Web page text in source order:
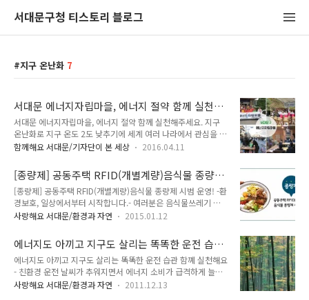
서대문구청 티스토리 블로그
지구 온난화 7
서대문 에너지자립마을, 에너지 절약 함께 실천해
주세요
서대문 에너지자립마을, 에너지 절약 함께 실천해주세요. 지구
온난화로 지구 온도 2도 낮추기에 세계 여러 나라에서 관심을 갖
고 노력하고 있지요. 점점 더 악화되는 환경 어떻게 하면 좋을까
을이 있으니까요. 서울시는 에너지자립마을 사업을 5년째 하고
있는데, 서대문구는 2015년부터 시작해서 2년 차를 맞고 있어
요. 에너지자립마을 조성은 주민의 자발적인 참여로 에너지 절약
과 효율화를 향상시키고, 지역에서 활용 가능한 신재생에너지를
생산 확대하여 마을공동체의 에너지 자립 기반을 조성하는 것이
돈도 벌 수 있기에 그 해답을 찾을 수 있을 것 같아요. 서대문구
는 2015년 5곳이 선정되었고 ..
함께해요 서대문/기자단이 본 세상 2016.04.11
[종량제] 공동주택 RFID(개별계량)음식물 종량제
시범 운영!
[종량제] 공동주택 RFID(개별계량)음식물 종량제 시범 운영! -환
경보호, 일상에서부터 시작합니다.- 여러분은 음식물쓰레기 종
량제에 대해 많이 알고 계신가요? 과거에는 배출량에 관계없이
금을 부과하는 종량제로 음식물쓰레기 정책을 전환하고 있답니
다~ 이러한 정책의 변화에는 음식물쓰레기 배출로 인한 직접적
인 비용부담을 느끼지 못하기 때문에 음식물쓰레기를 줄이고자
하는 의지가 미흡하고, 과도한 음식물쓰레기 배출로 지구 온난화
및 에너지 낭비가 초래되기 때문입니다. 음식물쓰레기 발생 후
사랑해요 서대문/환경과 자연 2015.01.12
에너지도 아끼고 지구도 살리는 똑똑한 운전 습
관 - 친환경 운전
에너지도 아끼고 지구도 살리는 똑똑한 운전 습관 함꼐 실천해요
- 친환경 운전 날씨가 추워지면서 에너지 소비가 급격하게 늘어
나고 있습니다. 이를 증명이라도 하듯 서울시에서도 ‘난방온도
사랑해요 서대문/환경과 자연 2011.12.13